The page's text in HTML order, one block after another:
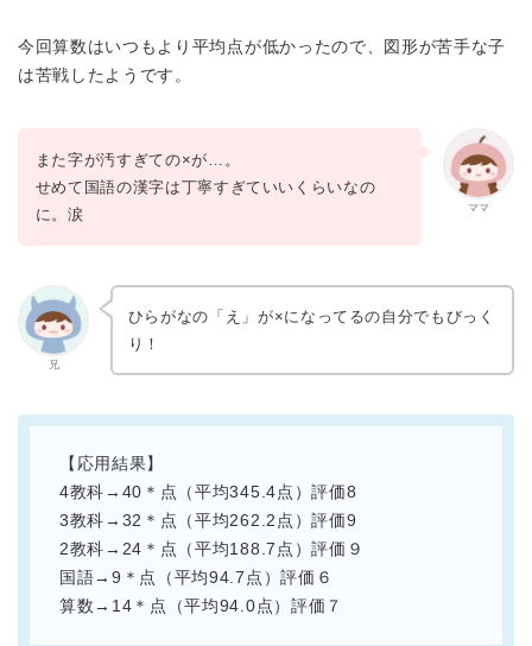
今回算数はいつもより平均点が低かったので、図形が苦手な子
は苦戦したようです。
ママ
また字が汚すぎての×が…。
せめて国語の漢字は丁寧すぎていいくらいなの
に。涙
兄
ひらがなの「え」が×になってるの自分でもびっく
り！
【応用結果】
4教科→40＊点（平均345.4点）評価8
3教科→32＊点（平均262.2点）評価9
2教科→24＊点（平均188.7点）評価９
国語→9＊点（平均94.7点）評価６
算数→14＊点（平均94.0点）評価７